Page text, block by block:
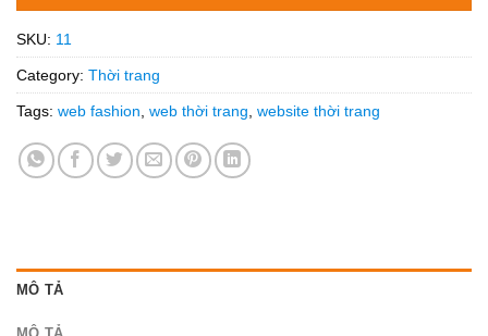
SKU: 11
Category: Thời trang
Tags: web fashion web thời trang website thời trang
MÔ TẢ